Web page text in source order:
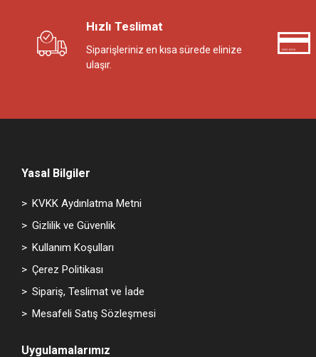
Hızlı Teslimat
Siparişleriniz en kısa sürede elinize
ulaşır.
Yasal Bilgiler
KVKK Aydınlatma Metni
Gizlilik ve Güvenlik
Kullanım Koşulları
Çerez Politikası
Sipariş, Teslimat ve İade
Mesafeli Satış Sözleşmesi
Uygulamalarımız